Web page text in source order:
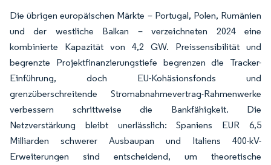
Die übrigen europäischen Märkte – Portugal, Polen, Rumänien
und der westliche Balkan – verzeichneten 2024 eine
kombinierte Kapazität von 4,2 GW. Preissensibilität und
begrenzte Projektfinanzierungstiefe begrenzen die Tracker-
Einführung, doch EU-Kohäsionsfonds und
grenzüberschreitende Stromabnahmevertrag-Rahmenwerke
verbessern schrittweise die Bankfähigkeit. Die
Netzverstärkung bleibt unerlässlich: Spaniens EUR 6,5
Milliarden schwerer Ausbaupan und Italiens 400-kV-
Erweiterungen sind entscheidend, um theoretische